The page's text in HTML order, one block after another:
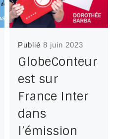
Publié8 juin 2023
GlobeConteur
est sur
France Inter
dans
l’émission